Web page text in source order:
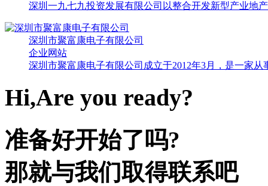
深圳一九七九投资发展有限公司以整合开发新型产业地
深圳市聚富康电子有限公司
企业网站
深圳市聚富康电子有限公司成立于2012年3月，是一家
Hi,Are you ready?
准备好开始了吗?
那就与我们取得联系吧